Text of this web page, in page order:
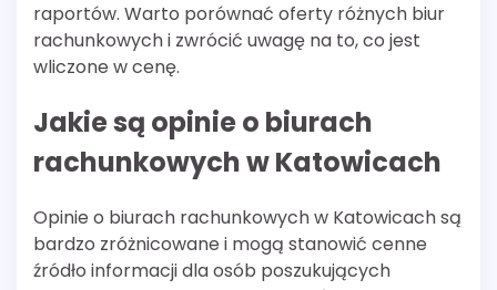
raportów. Warto porównać oferty różnych biur
rachunkowych i zwrócić uwagę na to, co jest
wliczone w cenę.
Jakie są opinie o biurach
rachunkowych w Katowicach
Opinie o biurach rachunkowych w Katowicach są
bardzo zróżnicowane i mogą stanowić cenne
źródło informacji dla osób poszukujących